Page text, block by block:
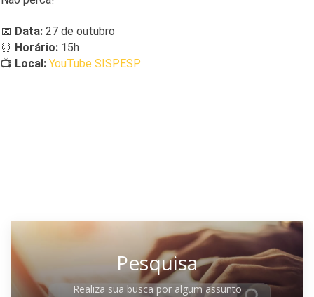
📅 Data: 27 de outubro
⏰ Horário: 15h
📺 Local: YouTube SISPESP
Pesquisa
Realiza sua busca por algum assunto